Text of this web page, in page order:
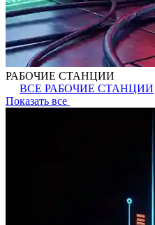
РАБОЧИЕ СТАНЦИИ
ВСЕ РАБОЧИЕ СТАНЦИИ
Показать все